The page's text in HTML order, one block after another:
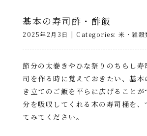
基本の寿司酢・酢飯
2025年2月3日 | Categories: 米・雑穀
節分の太巻きやひな祭りのちらし寿
司を作る時に覚えておきたい、基本
き立てのご飯を平らに広げることが
分を吸収してくれる木の寿司桶を、
てみてください。